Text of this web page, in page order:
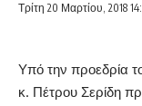
Τρίτη 20 Μαρτίου, 2018
Υπό την προεδρία
κ. Πέτρου Σερίδη